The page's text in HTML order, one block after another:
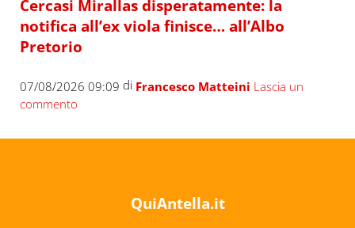
Cercasi Mirallas disperatamente: la
notifica all’ex viola finisce… all’Albo
Pretorio
07/08/2026 09:09 di Francesco Matteini Lascia un
commento
QuiAntella.it